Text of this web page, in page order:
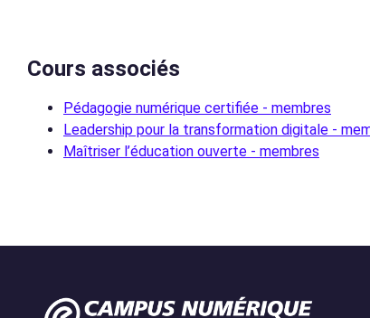
Cours associés
Pédagogie numérique certifiée - membres
Leadership pour la transformation digitale -
Maîtriser l’éducation ouverte - membres